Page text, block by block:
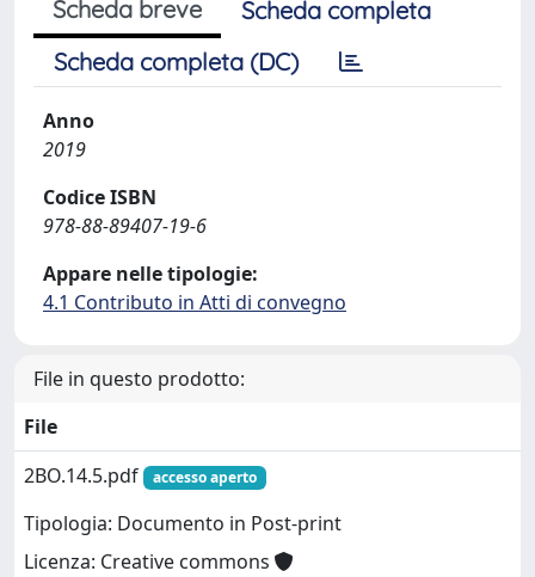
Scheda breve
Scheda completa
Scheda completa (DC)
Anno
2019
Codice ISBN
978-88-89407-19-6
Appare nelle tipologie:
4.1 Contributo in Atti di convegno
File in questo prodotto:
File
2BO.14.5.pdf
accesso aperto
Tipologia: Documento in Post-print
Licenza: Creative commons